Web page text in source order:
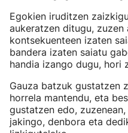
Egokien iruditzen
aukeratzen ditugu, zuzen
kontsekuenteen izaten
bandera izaten saiatu
handia izango dugu, hori
Gauza batzuk gustatzen
horrela mantendu, eta
gustatzen edo,
jakingo, denbora eta